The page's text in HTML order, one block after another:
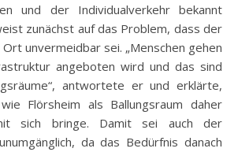
und der Individualverkehr bekannt
zunächst auf das Problem, dass der
unvermeidbar sei. „Menschen gehen
angeboten wird und das sind
antwortete er und erklärte,
Flörsheim als Ballungsraum daher
sich bringe. Damit sei auch der
da das Bedürfnis danach